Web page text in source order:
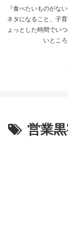
『食べたいものがな
ネタになること、子
ょっとした時間でい
いとこ
営業